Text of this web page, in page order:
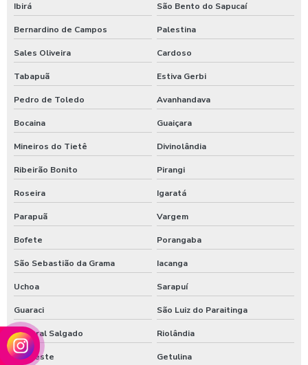
Ibirá São Bento do Sapucaí
Bernardino de Campos Palestina
Sales Oliveira Cardoso
Tabapuã Estiva Gerbi
Pedro de Toledo Avanhandava
Bocaina Guaiçara
Mineiros do Tietê Divinolândia
Ribeirão Bonito Pirangi
Roseira Igaratá
Parapuã Vargem
Bofete Porangaba
São Sebastião da Grama Iacanga
Uchoa Sarapuí
Guaraci São Luiz do Paraitinga
General Salgado Riolândia
Ouroeste Getulina